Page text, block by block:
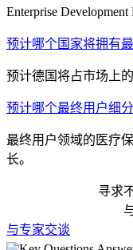
Enterprise
预计哪个国家将拥有
预计德国将占市场上的
预计哪个最终用户细
最终用户领域的医疗
长。
寻求
与专家交谈